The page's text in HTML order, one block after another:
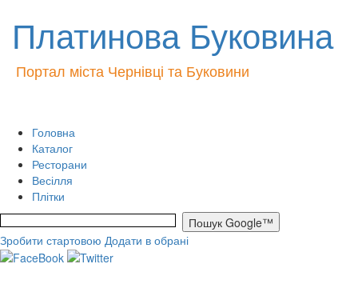
Платинова Буковина
Портал міста Чернівці та Буковини
Головна
Каталог
Ресторани
Весілля
Плітки
Зробити стартовою Додати в обрані